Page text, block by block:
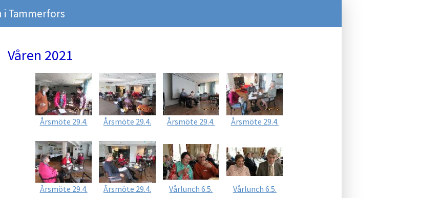
i Tammerfors
Våren 2021
Årsmöte 29.4. Årsmöte 29.4. Årsmöte 29.4. Årsmöte 29.4.
Årsmöte 29.4. Årsmöte 29.4. Vårlunch 6.5. Vårlunch 6.5.